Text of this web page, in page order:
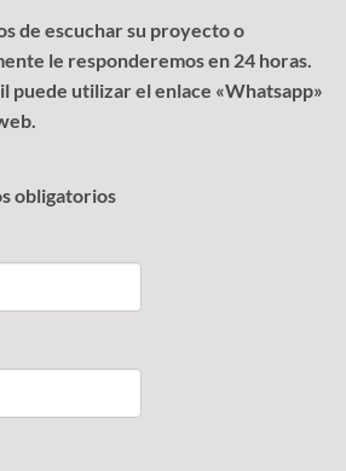
de escuchar su proyecto o
le responderemos en 24 horas.
puede utilizar el enlace «Whatsapp»
obligatorios